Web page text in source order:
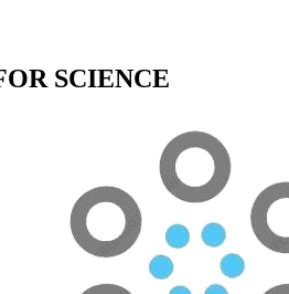
SCIENCE